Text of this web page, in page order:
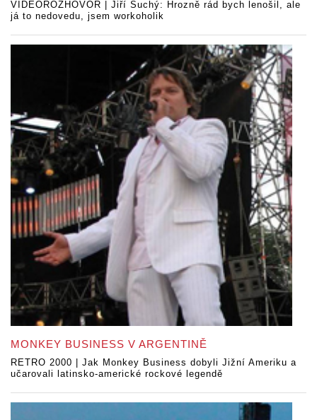
VIDEOROZHOVOR | Jiří Suchý: Hrozně rád bych lenošil, ale
já to nedovedu, jsem workoholik
MONKEY BUSINESS V ARGENTINĚ
RETRO 2000 | Jak Monkey Business dobyli Jižní Ameriku a
učarovali latinsko-americké rockové legendě